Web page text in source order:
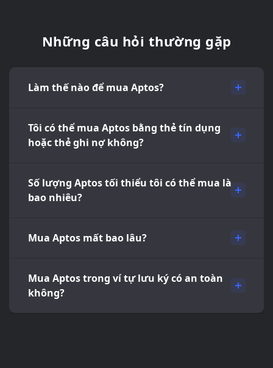
Những câu hỏi thường gặp
Làm thế nào để mua Aptos?
Tôi có thể mua Aptos bằng thẻ tín dụng
hoặc thẻ ghi nợ không?
Số lượng Aptos tối thiểu tôi có thể mua là
bao nhiêu?
Mua Aptos mất bao lâu?
Mua Aptos trong ví tự lưu ký có an toàn
không?